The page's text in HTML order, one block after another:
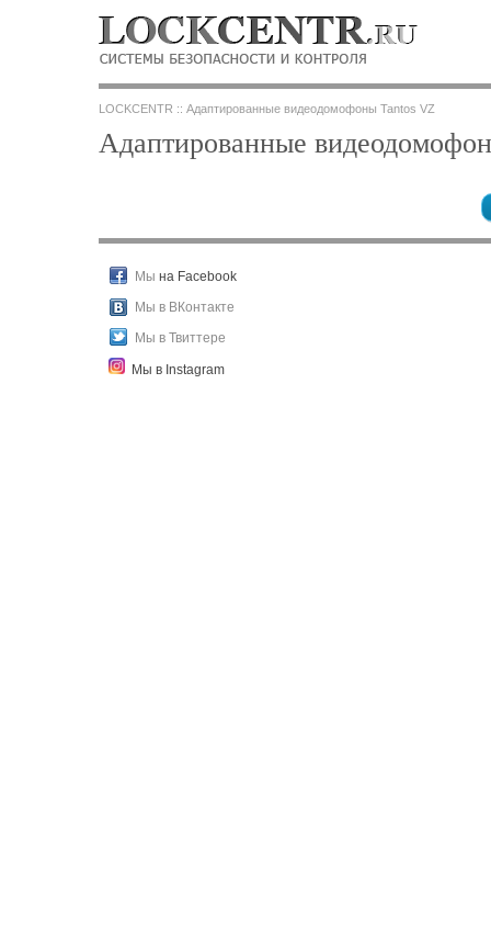
LOCKCENTR :: Адаптированные видеодомофоны Tantos VZ
Адаптированные
Мы на Facebook
Мы в ВКонтакте
Мы в Твиттере
Мы в Instagram